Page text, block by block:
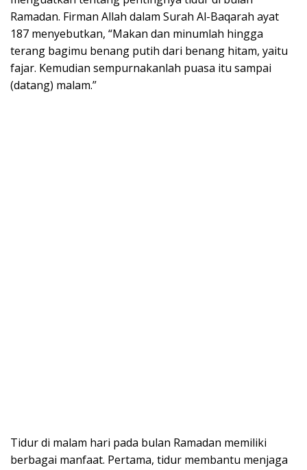
Ramadan. Firman Allah dalam Surah Al-Baqarah ayat
187 menyebutkan, “Makan dan minumlah hingga
terang bagimu benang putih dari benang hitam, yaitu
fajar. Kemudian sempurnakanlah puasa itu sampai
(datang) malam.”
Tidur di malam hari pada bulan Ramadan memiliki
berbagai manfaat. Pertama, tidur membantu menjaga